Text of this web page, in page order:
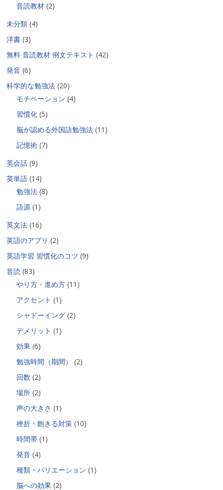
音読教材 (2)
未分類 (4)
洋書 (3)
無料 音読教材 例文テキスト (42)
発音 (6)
科学的な勉強法 (20)
モチベーション (4)
習慣化 (5)
脳が認める外国語勉強法 (11)
記憶術 (7)
英会話 (9)
英単語 (14)
勉強法 (8)
語源 (1)
英文法 (16)
英語のアプリ (2)
英語学習 習慣化のコツ (9)
音読 (83)
やり方・進め方 (11)
アクセント (1)
シャドーイング (2)
デメリット (1)
効果 (6)
勉強時間（期間）
(2)
回数 (2)
場所 (2)
声の大きさ (1)
挫折・飽きる対策 (10)
時間帯 (1)
発音 (4)
種類・バリエーション (1)
脳への効果 (2)